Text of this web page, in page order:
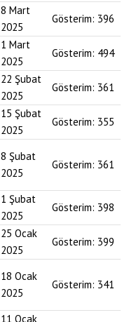
8 Mart
2025
Gösterim: 396
1 Mart
2025
Gösterim: 494
22 Şubat
2025
Gösterim: 361
15 Şubat
2025
Gösterim: 355
8 Şubat
2025
Gösterim: 361
1 Şubat
2025
Gösterim: 398
25 Ocak
2025
Gösterim: 399
18 Ocak
2025
Gösterim: 341
11 Ocak